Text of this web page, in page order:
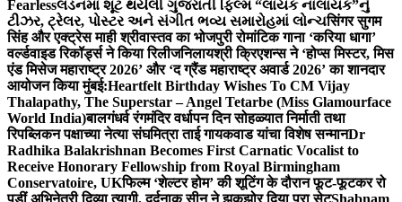
Fearlessલંડનમાં શૂટ થયેલી ગુજરાતી ફિલ્મ “લાયક નાલાયક”નું
ટીઝર, ટ્રેલર, પોસ્ટર અને સંગીત ભવ્ય સમારોહમાં લોન્ચसिंगर सुगम
सिंह और एक्ट्रेस माही श्रीवास्तव का भोजपुरी रोमांटिक गाना ‘करिया धागा’
वर्ल्डवाइड रिकॉर्ड्स ने किया रिलीजनिलायश्री क्रिएशन्स ने ‘होप्स मिस्टर, मिस
एंड मिसेज महाराष्ट्र 2026’ और ‘द ग्रैंड महाराष्ट्र अवार्ड 2026’ का शानदार
आयोजन किया मुंबई:Heartfelt Birthday Wishes To CM Vijay
Thalapathy, The Superstar – Angel Tetarbe (Miss Glamourface
World India)बालगंधर्व रंगमंदिर वर्धापन दिन सोहळ्यात निर्माती तथा
रिपब्लिकन पक्षाच्या नेत्या संघमित्रा ताई गायकवाड यांचा विशेष सन्मानDr
Radhika Balakrishnan Becomes First Carnatic Vocalist to
Receive Honorary Fellowship from Royal Birmingham
Conservatoire, UKफिल्म ‘शेल्टर होम’ की शूटिंग के दौरान फूट-फूटकर रो